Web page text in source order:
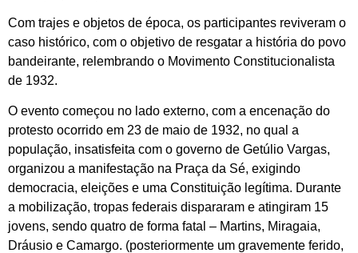
Com trajes e objetos de época, os participantes reviveram o
caso histórico, com o objetivo de resgatar a história do povo
bandeirante, relembrando o Movimento Constitucionalista
de 1932.
O evento começou no lado externo, com a encenação do
protesto ocorrido em 23 de maio de 1932, no qual a
população, insatisfeita com o governo de Getúlio Vargas,
organizou a manifestação na Praça da Sé, exigindo
democracia, eleições e uma Constituição legítima. Durante
a mobilização, tropas federais dispararam e atingiram 15
jovens, sendo quatro de forma fatal – Martins, Miragaia,
Dráusio e Camargo. (posteriormente um gravemente ferido,